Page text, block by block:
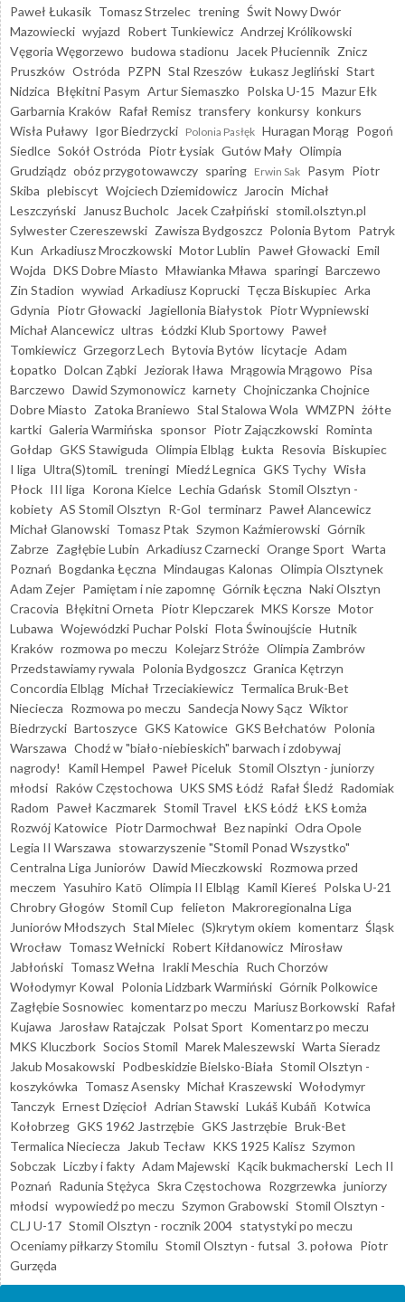
Paweł Łukasik Tomasz Strzelec trening Świt Nowy Dwór
Mazowiecki wyjazd Robert Tunkiewicz Andrzej Królikowski
Vęgoria Węgorzewo budowa stadionu Jacek Płuciennik Znicz
Pruszków Ostróda PZPN Stal Rzeszów Łukasz Jegliński Start
Nidzica Błękitni Pasym Artur Siemaszko Polska U-15 Mazur Ełk
Garbarnia Kraków Rafał Remisz transfery konkursy konkurs
Wisła Puławy Igor Biedrzycki Polonia Pasłęk Huragan Morąg Pogoń
Siedlce Sokół Ostróda Piotr Łysiak Gutów Mały Olimpia
Grudziądz obóz przygotowawczy sparing Erwin Sak Pasym Piotr
Skiba plebiscyt Wojciech Dziemidowicz Jarocin Michał
Leszczyński
Janusz Bucholc Jacek Czałpiński stomil.olsztyn.pl
Sylwester Czereszewski Zawisza Bydgoszcz Polonia Bytom Patryk
Kun Arkadiusz Mroczkowski Motor Lublin Paweł Głowacki Emil
Wojda DKS Dobre Miasto Mławianka Mława sparingi Barczewo
Zin Stadion wywiad Arkadiusz Koprucki Tęcza Biskupiec Arka
Gdynia Piotr Głowacki Jagiellonia Białystok Piotr Wypniewski
Michał Alancewicz ultras Łódzki Klub Sportowy Paweł
Tomkiewicz Grzegorz Lech Bytovia Bytów licytacje Adam
Łopatko Dolcan Ząbki Jeziorak Iława Mrągowia Mrągowo Pisa
Barczewo Dawid Szymonowicz karnety Chojniczanka Chojnice
Dobre Miasto Zatoka Braniewo Stal Stalowa Wola WMZPN żółte
kartki Galeria Warmińska sponsor Piotr Zajączkowski Rominta
Gołdap GKS Stawiguda Olimpia Elbląg Łukta Resovia Biskupiec
I liga Ultra(S)tomiL treningi Miedź Legnica GKS Tychy Wisła
Płock III liga Korona Kielce Lechia Gdańsk Stomil Olsztyn -
kobiety AS Stomil Olsztyn R-Gol terminarz Paweł Alancewicz
Michał Glanowski Tomasz Ptak Szymon Kaźmierowski Górnik
Zabrze Zagłębie Lubin Arkadiusz Czarnecki Orange Sport Warta
Poznań Bogdanka Łęczna Mindaugas Kalonas Olimpia Olsztynek
Adam Zejer Pamiętam i nie zapomnę Górnik Łęczna Naki Olsztyn
Cracovia Błękitni Orneta Piotr Klepczarek MKS Korsze Motor
Lubawa Wojewódzki Puchar Polski Flota Świnoujście Hutnik
Kraków rozmowa po meczu Kolejarz Stróże Olimpia Zambrów
Przedstawiamy rywala Polonia Bydgoszcz Granica Kętrzyn
Concordia Elbląg Michał Trzeciakiewicz Termalica Bruk-Bet
Nieciecza Rozmowa po meczu Sandecja Nowy Sącz Wiktor
Biedrzycki Bartoszyce GKS Katowice GKS Bełchatów Polonia
Warszawa Chodź w "biało-niebieskich" barwach i zdobywaj
nagrody!
Kamil Hempel Paweł Piceluk Stomil Olsztyn - juniorzy
młodsi Raków Częstochowa UKS SMS Łódź Rafał Śledź Radomiak
Radom Paweł Kaczmarek Stomil Travel ŁKS Łódź ŁKS Łomża
Rozwój Katowice Piotr Darmochwał Bez napinki Odra Opole
Legia II Warszawa stowarzyszenie "Stomil Ponad Wszystko"
Centralna Liga Juniorów Dawid Mieczkowski Rozmowa przed
meczem Yasuhiro Katō Olimpia II Elbląg Kamil Kiereś Polska U-21
Chrobry Głogów Stomil Cup felieton Makroregionalna Liga
Juniorów Młodszych Stal Mielec (S)krytym okiem komentarz Śląsk
Wrocław Tomasz Wełnicki Robert Kiłdanowicz Mirosław
Jabłoński Tomasz Wełna Irakli Meschia Ruch Chorzów
Wołodymyr Kowal Polonia Lidzbark Warmiński Górnik Polkowice
Zagłębie Sosnowiec komentarz po meczu Mariusz Borkowski Rafał
Kujawa
Jarosław Ratajczak Polsat Sport Komentarz po meczu
MKS Kluczbork Socios Stomil Marek Maleszewski Warta Sieradz
Jakub Mosakowski Podbeskidzie Bielsko-Biała Stomil Olsztyn -
koszykówka Tomasz Asensky Michał Kraszewski Wołodymyr
Tanczyk Ernest Dzięcioł Adrian Stawski Lukáš Kubáň Kotwica
Kołobrzeg GKS 1962 Jastrzębie GKS Jastrzębie Bruk-Bet
Termalica Nieciecza
Jakub Tecław KKS 1925 Kalisz Szymon
Sobczak Liczby i fakty Adam Majewski Kącik bukmacherski Lech II
Poznań Radunia Stężyca Skra Częstochowa Rozgrzewka juniorzy
młodsi wypowiedź po meczu Szymon Grabowski Stomil Olsztyn -
CLJ U-17 Stomil Olsztyn - rocznik 2004 statystyki po meczu
Oceniamy piłkarzy Stomilu Stomil Olsztyn - futsal 3. połowa Piotr
Gurzęda